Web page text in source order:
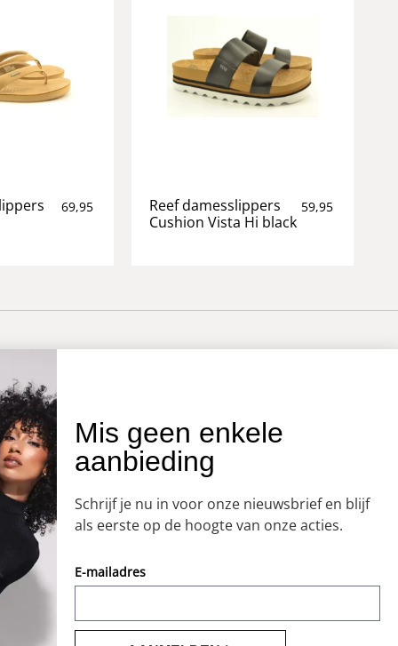
69,95
Reef damesslippers
Cushion Vista Hi black
59,95
OVER ONS
Onze winkel
Koopzondagen
Mis geen enkele
aanbieding
Schrijf je nu in voor onze nieuwsbrief en blijf
als eerste op de hoogte van onze acties.
E-mailadres